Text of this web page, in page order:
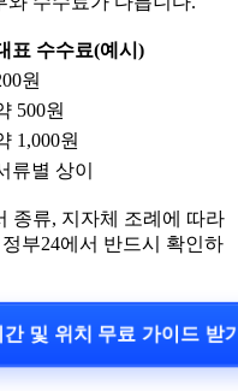
표 수수료(예시)
원
500원
1,000원
류별 상이
종류, 지자체 조례에 따라
부24에서 반드시 확인하
및 위치 무료 가이드 받